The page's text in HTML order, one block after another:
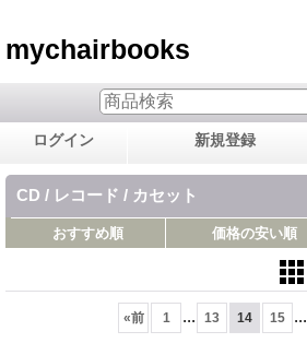
mychairbooks
ログイン 新規登録
CD / レコード / カセット
おすすめ順 価格の安い順
«前 1 ... 13 14 15 ...